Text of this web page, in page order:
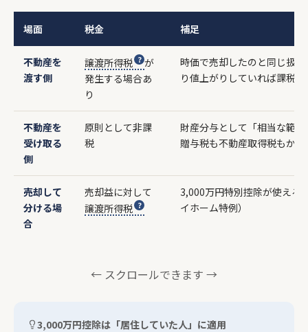
場面 税金 補足
不動産を
渡す側
譲渡所得税
が
発生する場合あ
り
時価で売却したのと同じ扱
り値上がりしていれば課税対
不動産を
受け取る
側
原則として非課
税
財産分与として「相当な範
贈与税も不動産取得税もか
売却して
分ける場
合
売却益に対して
譲渡所得税
3,000万円特別控除が使える
イホーム特例）
← スクロールできます →
3,000万円控除は「居住していた人」に適用